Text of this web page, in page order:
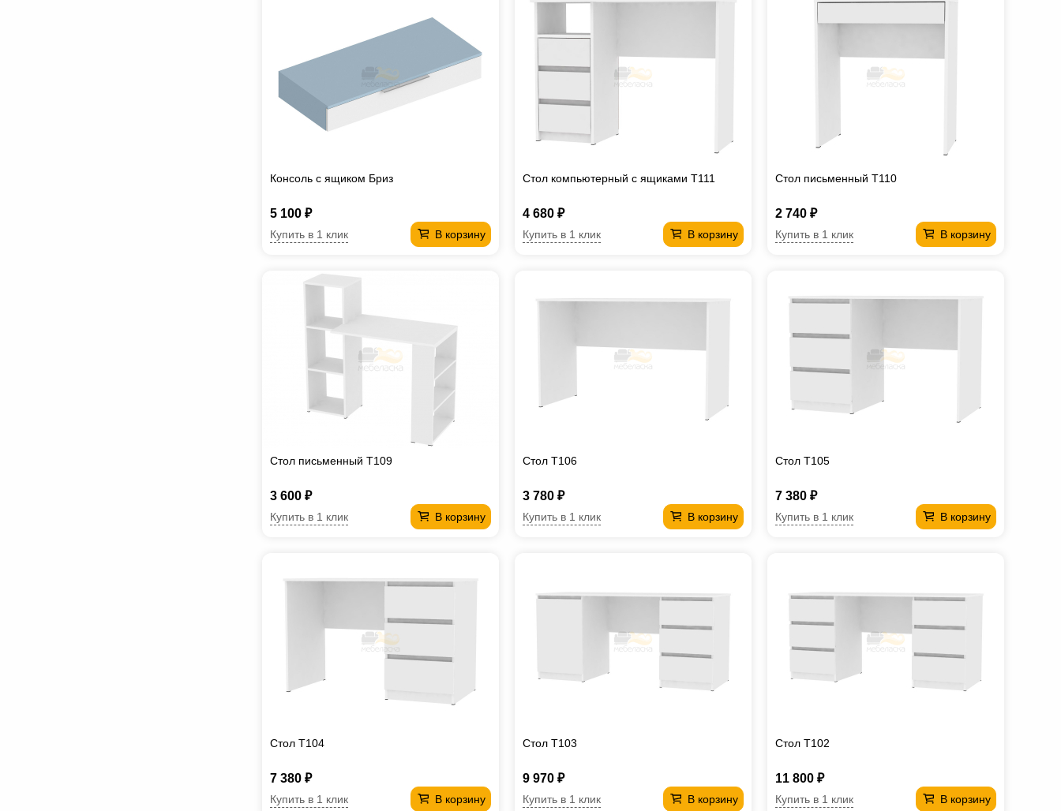
Консоль с ящиком Бриз
5 100 ₽
В корзину
Купить в 1 клик
Стол компьютерный с ящиками T111
4 680 ₽
В корзину
Купить в 1 клик
Стол письменный T110
2 740 ₽
В корзину
Купить в 1 клик
Стол письменный T109
3 600 ₽
В корзину
Купить в 1 клик
Стол T106
3 780 ₽
В корзину
Купить в 1 клик
Стол T105
7 380 ₽
В корзину
Купить в 1 клик
Стол T104
7 380 ₽
В корзину
Купить в 1 клик
Стол T103
9 970 ₽
В корзину
Купить в 1 клик
Стол T102
11 800 ₽
В корзину
Купить в 1 клик